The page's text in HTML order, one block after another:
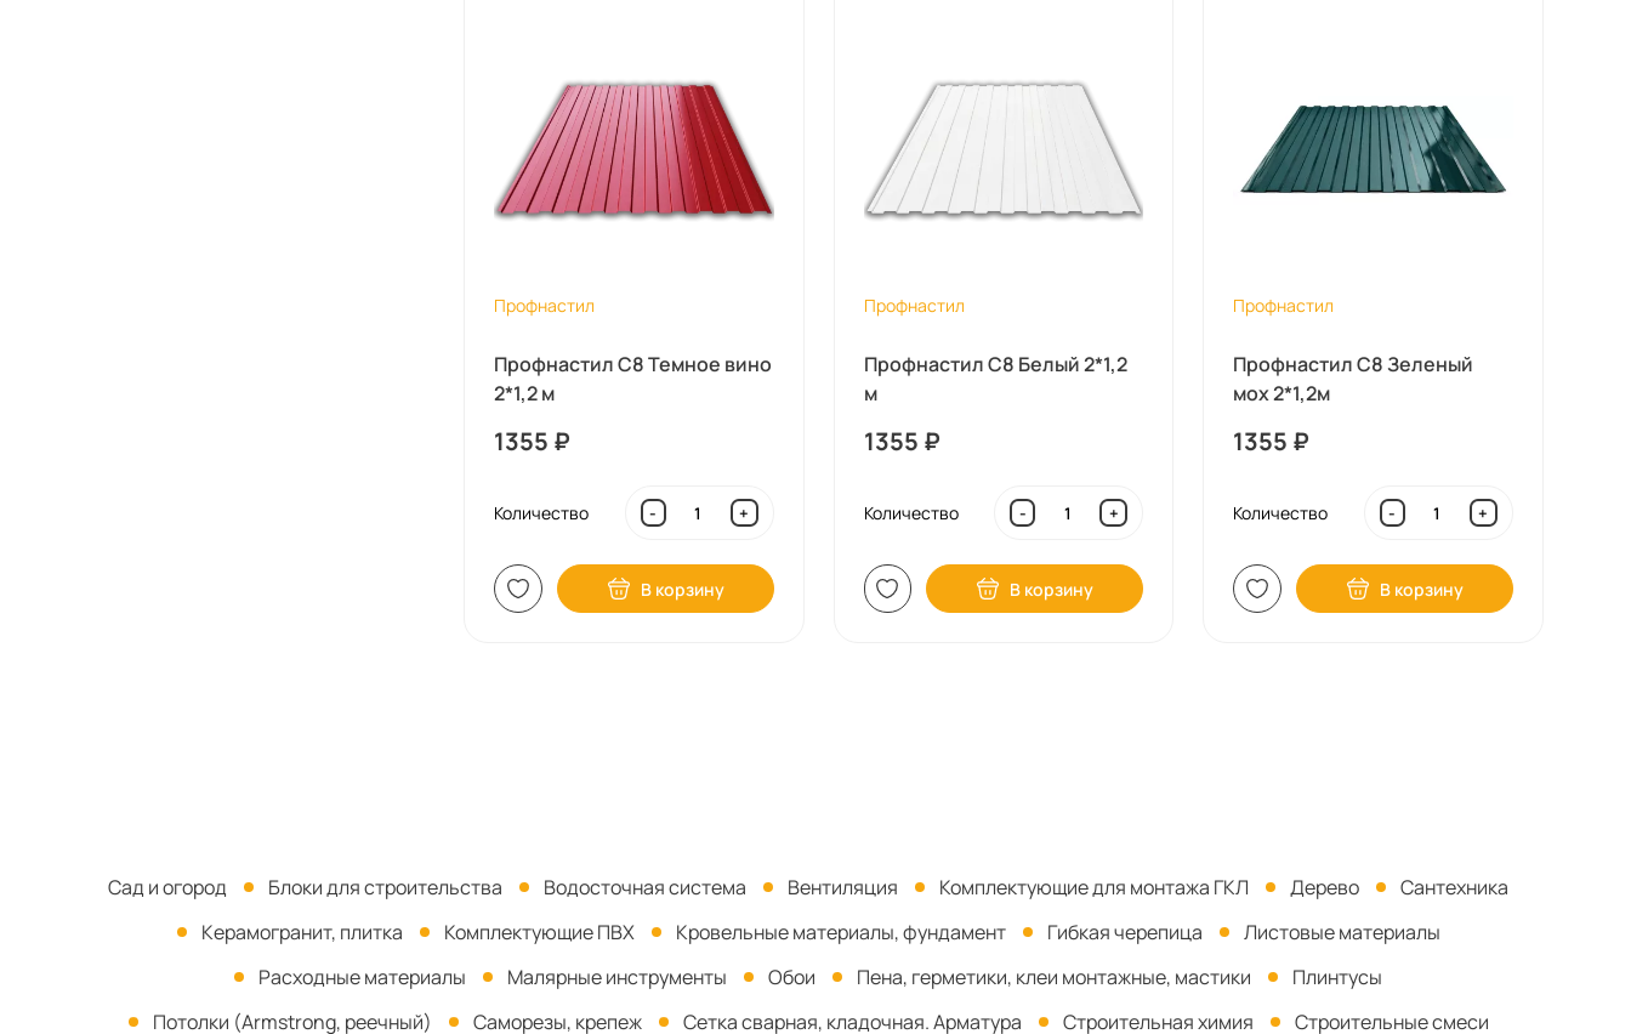
Профнастил
Профнастил С8 Темное вино
2*1,2 м
1355 ₽
Количество - +
В корзину
Профнастил
Профнастил С8 Белый 2*1,2
м
1355 ₽
Количество - +
В корзину
Профнастил
Профнастил С8 Зеленый
мох 2*1,2м
1355 ₽
Количество - +
В корзину
Сад и огород Блоки для строительства Водосточная система Вентиляция Комплектующие для монтажа ГКЛ Дерево
Сантехника
Керамогранит, плитка
Комплектующие ПВХ Кровельные материалы, фундамент Гибкая черепица
Листовые материалы
Расходные материалы
Малярные инструменты Обои Пена, герметики, клеи монтажные, мастики
Плинтусы
Потолки (Armstrong, реечный)
Саморезы, крепеж Сетка сварная, кладочная. Арматура Строительная химия Строительные смеси